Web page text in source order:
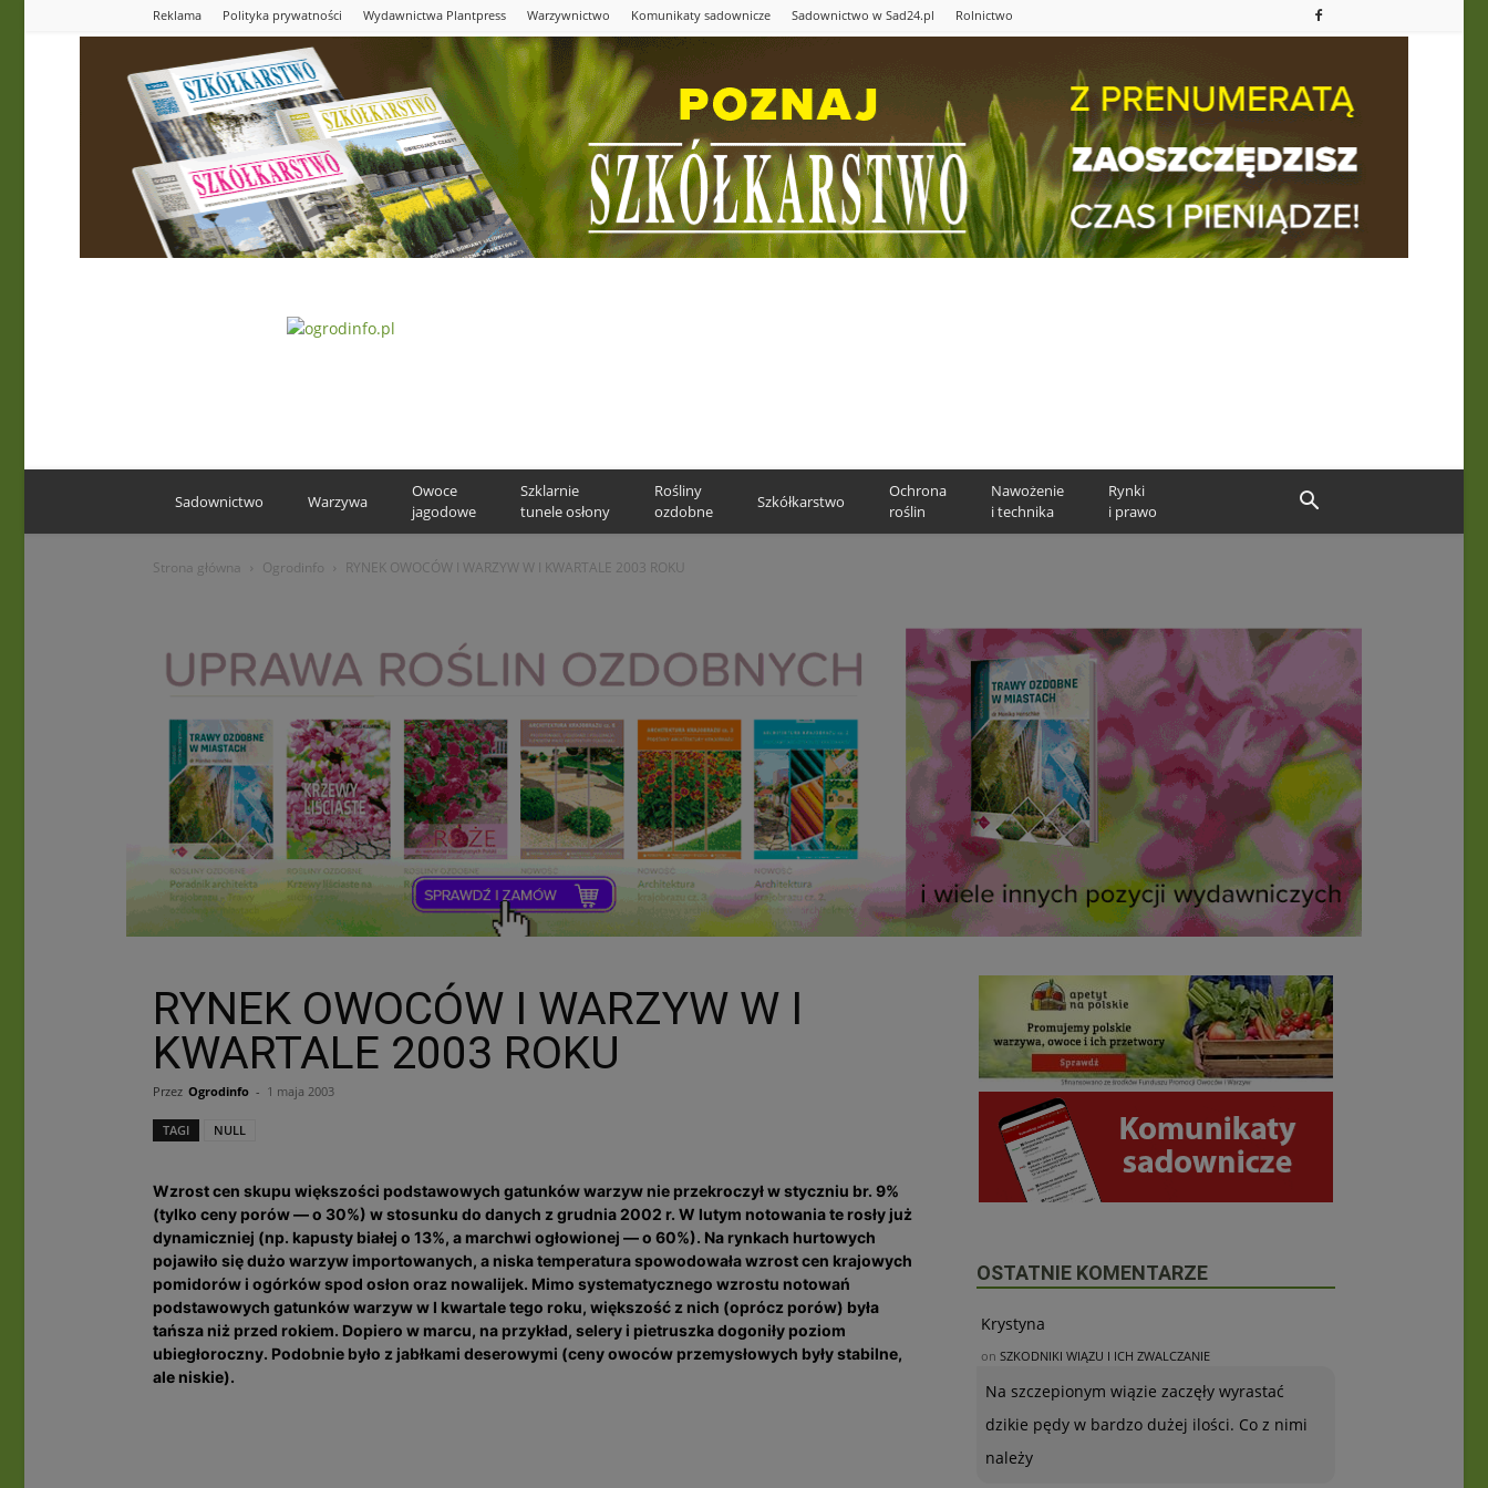
Reklama Polityka prywatności Wydawnictwa Plantpress Warzywnictwo Komunikaty sadownicze Sadownictwo w Sad24.pl Rolnictwo
Sadownictwo Warzywa
Owoce
jagodowe
Szklarnie
tunele osłony
Rośliny
ozdobne
Szkółkarstwo
Ochrona
roślin
Nawożenie
i technika
Rynki
i prawo
Strona główna Ogrodinfo RYNEK OWOCÓW I WARZYW W I KWARTALE 2003 ROKU
RYNEK OWOCÓW I WARZYW W I
KWARTALE 2003 ROKU
Przez Ogrodinfo - 1 maja 2003
TAGI NULL
Wzrost cen skupu większości podstawowych gatunków warzyw nie przekroczył w styczniu br. 9%
(tylko ceny porów — o 30%) w stosunku do danych z grudnia 2002 r. W lutym notowania te rosły już
dynamiczniej (np. kapusty białej o 13%, a marchwi ogłowionej — o 60%). Na rynkach hurtowych
pojawiło się dużo warzyw importowanych, a niska temperatura spowodowała wzrost cen krajowych
pomidorów i ogórków spod osłon oraz nowalijek. Mimo systematycznego wzrostu notowań
podstawowych gatunków warzyw w I kwartale tego roku, większość z nich (oprócz porów) była
tańsza niż przed rokiem. Dopiero w marcu, na przykład, selery i pietruszka dogoniły poziom
ubiegłoroczny. Podobnie było z jabłkami deserowymi (ceny owoców przemysłowych były stabilne,
ale niskie).
OSTATNIE KOMENTARZE
Krystyna
on SZKODNIKI WIĄZU I ICH ZWALCZANIE
Na szczepionym wiązie zaczęły wyrastać
dzikie pędy w bardzo dużej ilości. Co z nimi
należy